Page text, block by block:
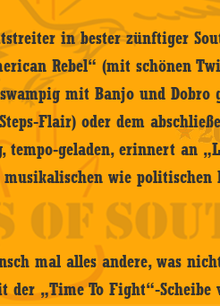
in bester zünftiger
Rebel“ (mit schönen
mit Banjo und Dobro
Flair) oder dem
tempo-geladen, erinnert an
wie politischen
mal alles andere, was
„Time To Fight“-Scheibe